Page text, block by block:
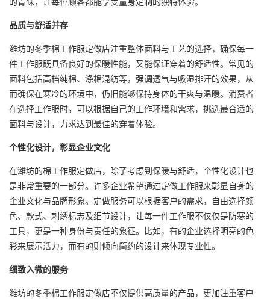
品质与舒适并存
潍坊的冬季棉工作服定做店注重整体面料与工艺的选择，确保每一
件工作服既具备良好的保暖性能，又能保证穿着的舒适性。常见的
面料包括高档纯棉、涤棉混纺等，强调透气与吸湿排汗的效果，从
而确保在寒冷的环境中，仍旧能够保持身体的干爽与温暖。消费者
在选择工作服时，可以根据自己的工作环境和需求，挑选最合适的
面料与设计，力求达到最佳的穿着体验。
个性化设计，彰显企业文化
在潍坊的棉工作服定做店，除了考虑到保暖与舒适，个性化设计也
是非常重要的一部分。许多企业希望通过定做工作服来彰显自身的
企业文化与品牌形象。定做服务可以根据客户的需求，自由选择颜
色、款式、刺绣标志及细节设计，让每一件工作服不仅仅是防寒的
工具，更是一种身份与责任的象征。比如，有的企业选择明亮的色
彩来展示活力，而有的则倾向简约的设计来体现专业性。
细致入微的服务
潍坊的冬季棉工作服定做店不仅提供高质量的产品，更加注重客户